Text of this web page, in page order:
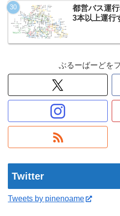
都営バス運
3本以上運行
ぶるーばーどを
Twitter
Tweets by pinenoame